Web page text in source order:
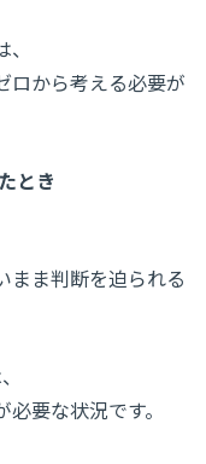
ロから考える必要が
とき
まま判断を迫られる
必要な状況です。